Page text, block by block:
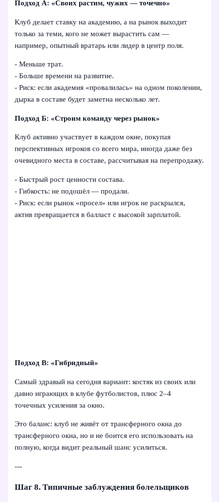
Подход А: «Своих растим, чужих — точечно»
Клуб делает ставку на академию, а на рынок выходит
только за теми, кого не может вырастить сам —
например, опытный вратарь или лидер в центр поля.
- Меньше трат.
- Больше времени на развитие.
- Риск: если академия «провалилась» на одном поколении,
дырка в составе будет заметна несколько лет.
Подход Б: «Строим команду через рынок»
Клуб активно участвует в каждом окне, покупая
перспективных игроков со всего мира, иногда даже без
очевидного места в составе, рассчитывая на перепродажу.
- Быстрый рост ценности состава.
- Гибкость: не подошёл — продали.
- Риск: если рынок «просел» или игрок не раскрылся,
актив превращается в балласт с высокой зарплатой.
Подход В: «Гибридный»
Самый здравый на сегодня вариант: костяк из своих или
давно играющих в клубе футболистов, плюс 2–4
точечных усиления за окно.
Это баланс: клуб не живёт от трансферного окна до
трансферного окна, но и не боится его использовать на
полную, когда видит реальный шанс усилиться.
---
Шаг 8. Типичные заблуждения болельщиков